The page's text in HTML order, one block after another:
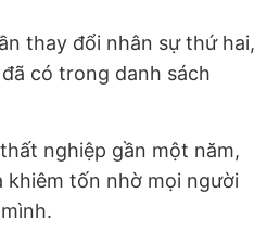
thay đổi nhân sự thứ hai,
có trong danh sách
nghiệp gần một năm,
khiêm tốn nhờ mọi người